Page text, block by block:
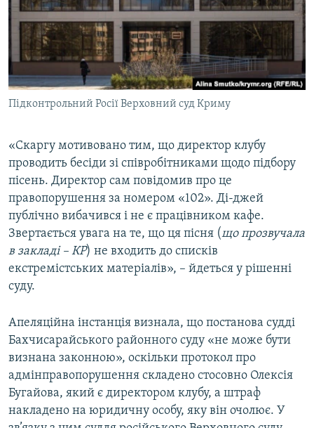
Підконтрольний Росії Верховний суд Криму
«Скаргу мотивовано тим, що директор клубу
проводить бесіди зі співробітниками щодо підбору
пісень. Директор сам повідомив про це
правопорушення за номером «102». Ді-джей
публічно вибачився і не є працівником кафе.
Звертається увага на те, що ця пісня (що прозвучала
в закладі – КР) не входить до списків
екстремістських матеріалів», – йдеться у рішенні
суду.
Апеляційна інстанція визнала, що постанова судді
Бахчисарайського районного суду «не може бути
визнана законною», оскільки протокол про
адмінправопорушення складено стосовно Олексія
Бугайова, який є директором клубу, а штраф
накладено на юридичну особу, яку він очолює. У